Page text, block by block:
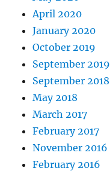
April 2020
January 2020
October 2019
September 2019
September 2018
May 2018
March 2017
February 2017
November 2016
February 2016